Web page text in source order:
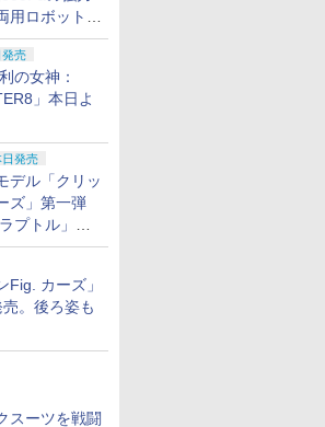
用ロボット掃
2 Flow」
発売
の女神：
」本日よ
日発売
デル「クリッ
ズ」第一弾
プトル」本
Fig. カーズ」
。後ろ姿も
スーツを戦闘